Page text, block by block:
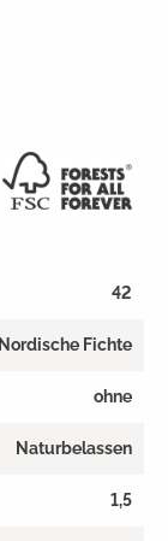
42
Nordische Fichte
ohne
Naturbelassen
1,5